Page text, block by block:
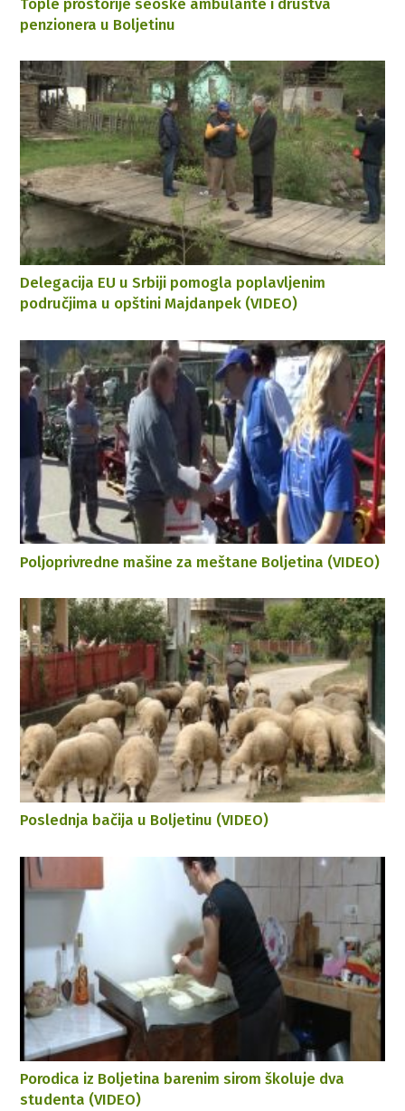
penzionera u Boljetinu
Delegacija EU u Srbiji pomogla poplavljenim
područjima u opštini Majdanpek (VIDEO)
Poljoprivredne mašine za meštane Boljetina (VIDEO)
Poslednja bačija u Boljetinu (VIDEO)
Porodica iz Boljetina barenim sirom školuje dva
studenta (VIDEO)